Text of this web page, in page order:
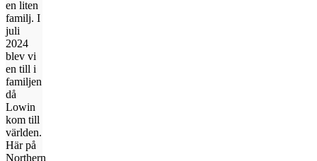
en liten
familj. I
juli
2024
blev vi
en till i
familjen
då
Lowin
kom till
världen.
Här på
Northern